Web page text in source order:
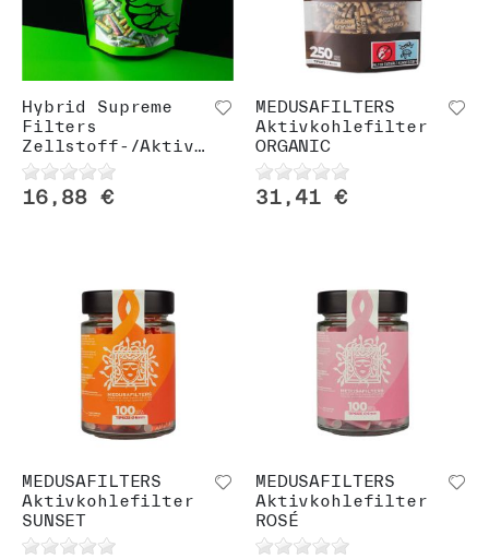
Hybrid Supreme
Filters
Zellstoff-/Aktivkohlefilter
16,88 €
MEDUSAFILTERS
Aktivkohlefilter
ORGANIC
31,41 €
MEDUSAFILTERS
Aktivkohlefilter
SUNSET
MEDUSAFILTERS
Aktivkohlefilter
ROSÉ